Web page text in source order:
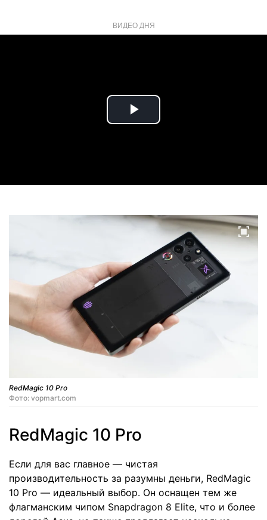
ВИДЕО ДНЯ
Play
RedMagic 10 Pro
Фото: vopmart.com
RedMagic 10 Pro
Если для вас главное — чистая
производительность за разумны деньги, RedMagic
10 Pro — идеальный выбор. Он оснащен тем же
флагманским чипом Snapdragon 8 Elite, что и более